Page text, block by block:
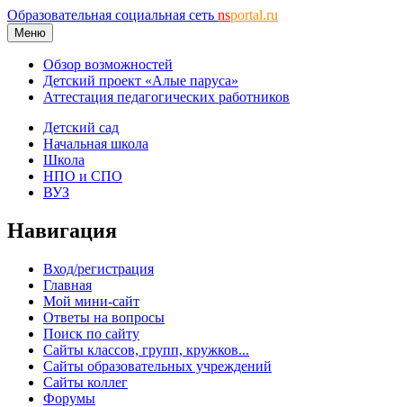
Образовательная социальная сеть nsportal.ru
Меню
Обзор возможностей
Детский проект «Алые паруса»
Аттестация педагогических работников
Детский сад
Начальная школа
Школа
НПО и СПО
ВУЗ
Навигация
Вход/регистрация
Главная
Мой мини-сайт
Ответы на вопросы
Поиск по сайту
Сайты классов, групп, кружков...
Сайты образовательных учреждений
Сайты коллег
Форумы